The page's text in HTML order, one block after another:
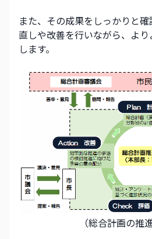
また、その成果をしっかりと
直しや改善を行いながら、よ
します。
（総合計画の推